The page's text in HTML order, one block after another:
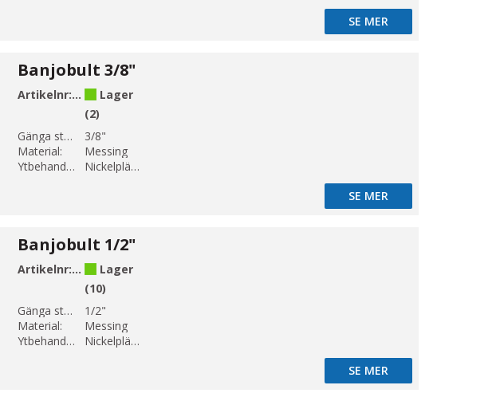
SE MER
Banjobult 3/8"
Artikelnr:E100-4Lager
(2)
Gänga storlek 1:
3/8"
Material:
Messing
Ytbehandling:
Nickelpläterad
SE MER
Banjobult 1/2"
Artikelnr:E100-5Lager
(10)
Gänga storlek 1:
1/2"
Material:
Messing
Ytbehandling:
Nickelpläterad
SE MER